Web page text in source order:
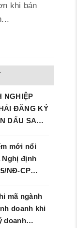
khi bán
NGHIỆP
ĐĂNG KÝ
DẤU SAU
mới nổi
Nghị định
NĐ‑CP…
mã ngành
doanh khi
doanh